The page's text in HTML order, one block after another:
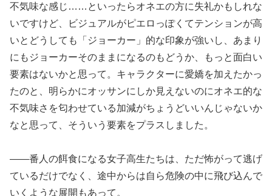
不気味な感じ……といったらオネエの方に失礼かもしれな
いですけど、ビジュアルがピエロっぽくてテンションが高
いとどうしても「ジョーカー」的な印象が強いし、あまり
にもジョーカーそのままになるのもどうか、もっと面白い
要素はないかと思って。キャラクターに愛嬌を加えたかっ
たのと、明らかにオッサンにしか見えないのにオネエ的な
不気味さを匂わせている加減がちょうどいいんじゃないか
なと思って、そういう要素をプラスしました。
――番人の餌食になる女子高生たちは、ただ怖がって逃げ
ているだけでなく、途中からは自ら危険の中に飛び込んで
いくような展開もあって。